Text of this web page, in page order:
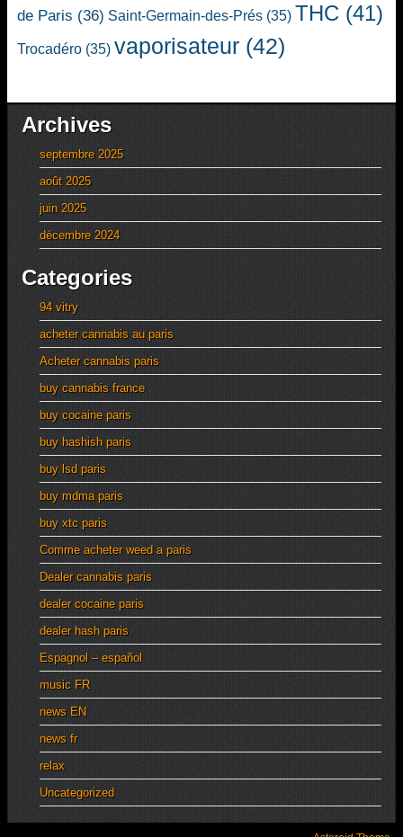
de Paris (36) Saint-Germain-des-Prés (35) THC (41)
Trocadéro (35) vaporisateur (42)
Archives
septembre 2025
août 2025
juin 2025
décembre 2024
Categories
94 vitry
acheter cannabis au paris
Acheter cannabis paris
buy cannabis france
buy cocaine paris
buy hashish paris
buy lsd paris
buy mdma paris
buy xtc paris
Comme acheter weed a paris
Dealer cannabis paris
dealer cocaine paris
dealer hash paris
Espagnol – español
music FR
news EN
news fr
relax
Uncategorized